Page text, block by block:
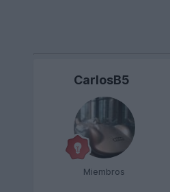
CarlosB5
Miembros